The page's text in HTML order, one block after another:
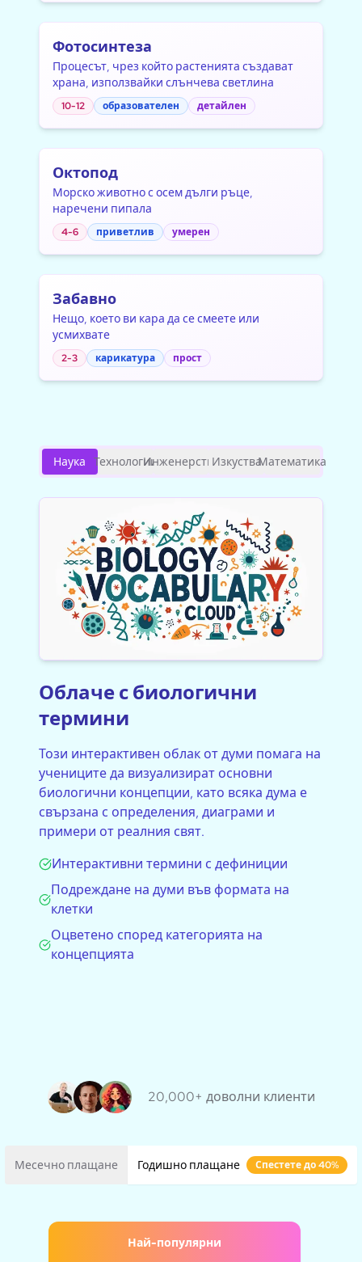
Фотосинтеза
Процесът, чрез който растенията създават
храна, използвайки слънчева светлина
10-12 образователен детайлен
Октопод
Морско животно с осем дълги ръце,
наречени пипала
4-6 приветлив умерен
Забавно
Нещо, което ви кара да се смеете или
усмихвате
2-3 карикатура прост
Наука ТехнологииИнженерствоИзкустваМатематика
Облаче с биологични
термини
Този интерактивен облак от думи помага на
учениците да визуализират основни
биологични концепции, като всяка дума е
свързана с определения, диаграми и
примери от реалния свят.
Интерактивни термини с дефиниции
Подреждане на думи във формата на
клетки
Оцветено според категорията на
концепцията
20,000+ доволни клиенти
Месечно плащане Годишно плащане Спестете до 40%
Най-популярни